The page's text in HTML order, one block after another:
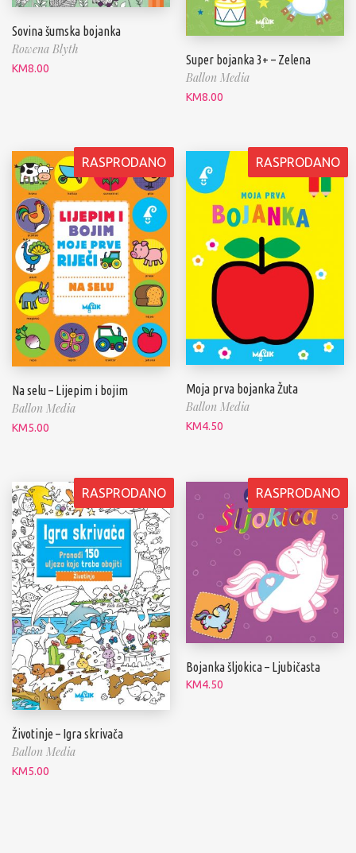
Sovina šumska bojanka
Rowena Blyth
KM8.00
Super bojanka 3+ – Zelena
Ballon Media
KM8.00
RASPRODANO
Na selu – Lijepim i bojim
Ballon Media
KM5.00
RASPRODANO
Moja prva bojanka Žuta
Ballon Media
KM4.50
RASPRODANO
Životinje – Igra skrivača
Ballon Media
KM5.00
RASPRODANO
Bojanka šljokica – Ljubičasta
KM4.50